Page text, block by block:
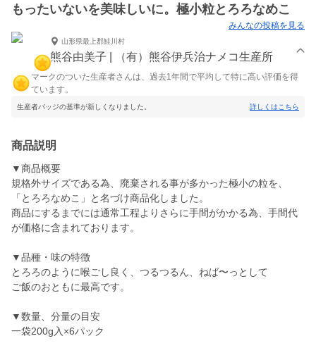
もったいないを美味しいに。極小粒とろろなめこ
みんなの投稿を見る
山形県最上郡鮭川村
熊谷由美子 | （有）熊谷伊兵治ナメコ生産所
マークのついた生産者さんは、過去1年間で平均して特に高い評価を得
ています。
生産者バッジの基準が新しくなりました。 詳しくはこちら
商品説明
▼商品概要
規格外サイズである為、廃棄される事が多かった極小の粒を、
「とろろなめこ」と名づけ商品化しました。
商品にするまでには通常工程よりさらに手間がかかる為、手間代
が価格に含まれております。
▼品種・味の特徴
とろろのように喉ごし良く、つるつるん、ねば〜っとして
ご飯のおともに最高です。
▼数量、分量の目安
一袋200g入×6パック